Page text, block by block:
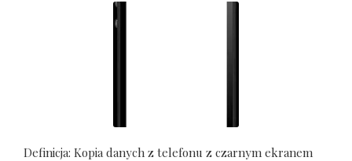
Definicja: Kopia danych z telefonu z czarnym ekranem